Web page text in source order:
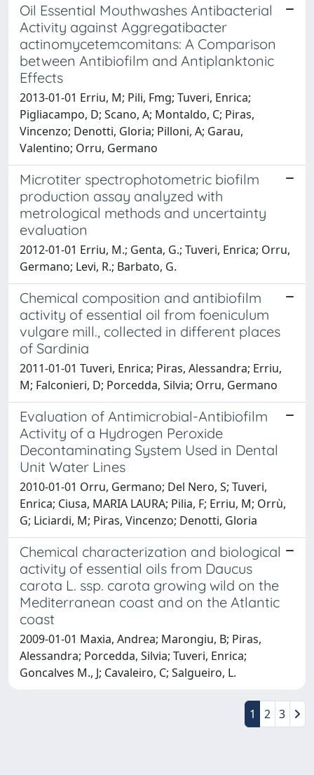
Oil Essential Mouthwashes Antibacterial
Activity against Aggregatibacter
actinomycetemcomitans: A Comparison
between Antibiofilm and Antiplanktonic
Effects
2013-01-01 Erriu, M; Pili, Fmg; Tuveri, Enrica;
Pigliacampo, D; Scano, A; Montaldo, C; Piras,
Vincenzo; Denotti, Gloria; Pilloni, A; Garau,
Valentino; Orru, Germano
Microtiter spectrophotometric biofilm
production assay analyzed with
metrological methods and uncertainty
evaluation
2012-01-01 Erriu, M.; Genta, G.; Tuveri, Enrica; Orru,
Germano; Levi, R.; Barbato, G.
Chemical composition and antibiofilm
activity of essential oil from foeniculum
vulgare mill., collected in different places
of Sardinia
2011-01-01 Tuveri, Enrica; Piras, Alessandra; Erriu,
M; Falconieri, D; Porcedda, Silvia; Orru, Germano
Evaluation of Antimicrobial-Antibiofilm
Activity of a Hydrogen Peroxide
Decontaminating System Used in Dental
Unit Water Lines
2010-01-01 Orru, Germano; Del Nero, S; Tuveri,
Enrica; Ciusa, MARIA LAURA; Pilia, F; Erriu, M; Orrù,
G; Liciardi, M; Piras, Vincenzo; Denotti, Gloria
Chemical characterization and biological
activity of essential oils from Daucus
carota L. ssp. carota growing wild on the
Mediterranean coast and on the Atlantic
coast
2009-01-01 Maxia, Andrea; Marongiu, B; Piras,
Alessandra; Porcedda, Silvia; Tuveri, Enrica;
Goncalves M., J; Cavaleiro, C; Salgueiro, L.
1 2 3